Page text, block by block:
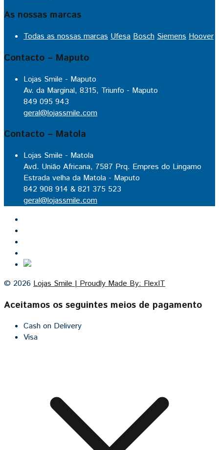
As nossas marcas
Todas as nossas marcas Ufesa Bosch Siemens Hoover
Contacto – Maputo
Lojas Smile - Maputo
Av. da Marginal, 8315, Triunfo - Maputo
849 095 943
geral@lojassmile.com
Contacto – Matola
Lojas Smile - Matola
Avd. União Africana, 7587 Prq. Empres do Lingamo
Estrada velha da Matola - Maputo
842 908 914 & 821 375 523
geral@lojassmile.com
© 2026 Lojas Smile | Proudly Made By: FlexIT
Aceitamos os seguintes meios de pagamento
Cash on Delivery
Visa